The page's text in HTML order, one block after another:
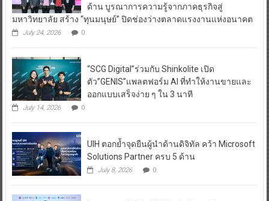
ด้าน บูรณาการความรู้จากภาคธุรกิจสู่
มหาวิทยาลัย สร้าง “ทุนมนุษย์” ปิดช่องว่างตลาดแรงงานแห่งอนาคต
July 24, 2026 0
“SCG Digital”ร่วมกับ Shinkolite เปิด
ตัว”GENIS”แพลตฟอร์ม AI ที่ทำให้งานขายและ
ออกแบบเสร็จง่าย ๆ ใน 3 นาที
July 14, 2026 0
UIH ตอกย้ำจุดยืนผู้นำด้านดิจิทัล คว้า Microsoft
Solutions Partner ครบ 5 ด้าน
July 8, 2026 0